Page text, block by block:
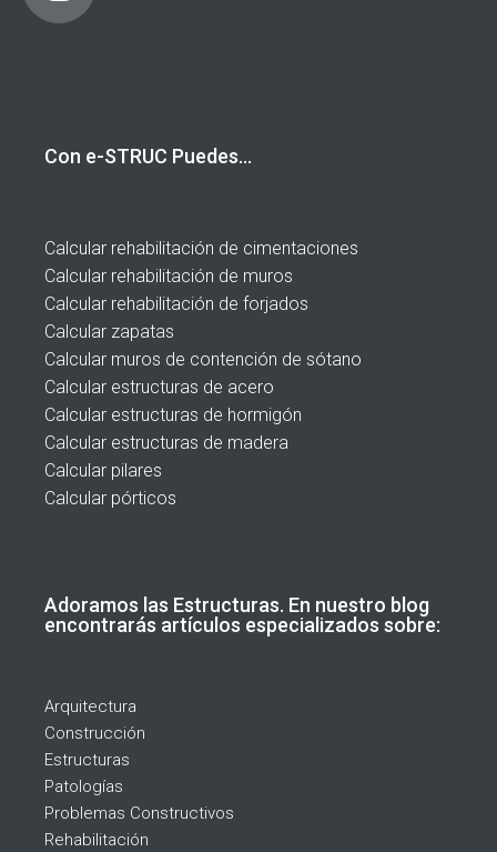
Con e-STRUC Puedes…
Calcular rehabilitación de cimentaciones
Calcular rehabilitación de muros
Calcular rehabilitación de forjados
Calcular zapatas
Calcular muros de contención de sótano
Calcular estructuras de acero
Calcular estructuras de hormigón
Calcular estructuras de madera
Calcular pilares
Calcular pórticos
Adoramos las Estructuras. En nuestro blog
encontrarás artículos especializados sobre:
Arquitectura
Construcción
Estructuras
Patologías
Problemas Constructivos
Rehabilitación